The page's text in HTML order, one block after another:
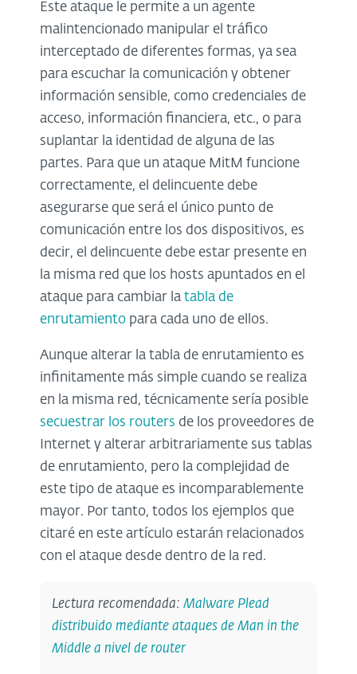
Este ataque le permite a un agente
malintencionado manipular el tráfico
interceptado de diferentes formas, ya sea
para escuchar la comunicación y obtener
información sensible, como credenciales de
acceso, información financiera, etc., o para
suplantar la identidad de alguna de las
partes. Para que un ataque MitM funcione
correctamente, el delincuente debe
asegurarse que será el único punto de
comunicación entre los dos dispositivos, es
decir, el delincuente debe estar presente en
la misma red que los hosts apuntados en el
ataque para cambiar la tabla de
enrutamiento para cada uno de ellos.
Aunque alterar la tabla de enrutamiento es
infinitamente más simple cuando se realiza
en la misma red, técnicamente sería posible
secuestrar los routers de los proveedores de
Internet y alterar arbitrariamente sus tablas
de enrutamiento, pero la complejidad de
este tipo de ataque es incomparablemente
mayor. Por tanto, todos los ejemplos que
citaré en este artículo estarán relacionados
con el ataque desde dentro de la red.
Lectura recomendada: Malware Plead
distribuido mediante ataques de Man in the
Middle a nivel de router